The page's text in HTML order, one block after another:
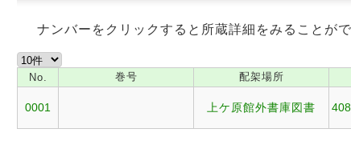
ナンバーをクリックすると所蔵詳細をみることがで
No. 巻号 配架場所
0001 上ケ原館外書庫図書